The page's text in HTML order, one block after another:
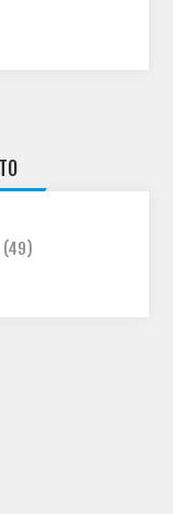
(49)